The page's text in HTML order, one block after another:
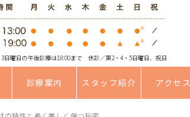
日曜日の午後診療は18:00まで 休診／第2・4・5日曜日、祝日
診療案内 スタッフ紹介 アクセス